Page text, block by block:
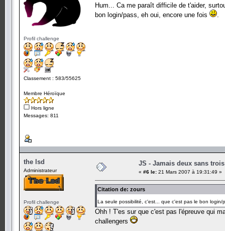
Profil challenge
Classement : 583/55625
Membre Héroïque
Hors ligne
Messages: 811
Hum... Ca me paraît difficile de t'aider,
bon login/pass, eh oui, encore une fois
the lsd
Administrateur
Profil challenge
JS - Jamais deux sans trois
« #6 le: 21 Mars 2007 à 19:31:49 »
Citation de: zours
La seule possibilité, c'est... que c'est pas le bon
Ohh ! T'es sur que c'est pas l'épreuve qui
challengers